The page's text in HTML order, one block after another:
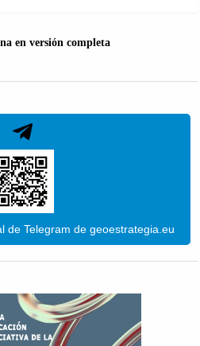
en versión completa
de Telegram de geoestrategia.eu